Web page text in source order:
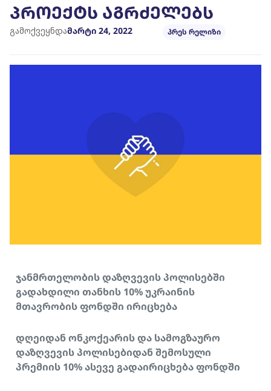
პროექტს აგრძელებს
გამოქვეყნდამარტი 24, 2022 პრეს რელიზი
ჯანმრთელობის დაზღვევის პოლისებში
გადახდილი თანხის 10% უკრაინის
მთავრობის ფონდში ირიცხება
დღეიდან ონკოქეარის და სამოგზაურო
დაზღვევის პოლისებიდან შემოსული
პრემიის 10% ასევე გადაირიცხება ფონდში